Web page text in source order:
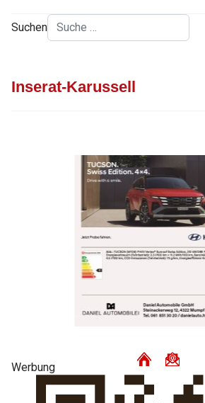
Suchen
Inserat-Karussell
Werbung